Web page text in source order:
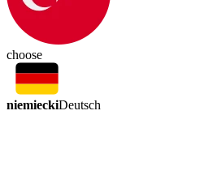
choose
niemieckiDeutsch